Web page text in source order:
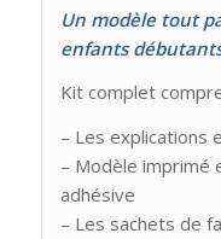
Un modèle tout
enfants
Kit complet
– Les explications
– Modèle imprimé
adhésive
– Les sachets de